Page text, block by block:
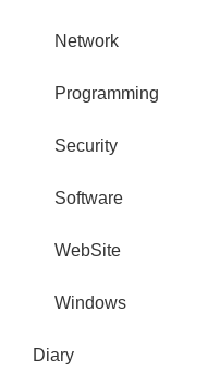
Network
Programming
Security
Software
WebSite
Windows
Diary